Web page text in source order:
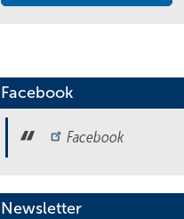
Facebook
Facebook
Newsletter